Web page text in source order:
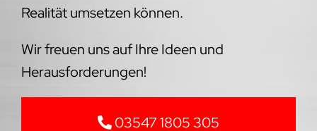
Realität umsetzen können.
Wir freuen uns auf Ihre Ideen und
Herausforderungen!
03547 1805 305